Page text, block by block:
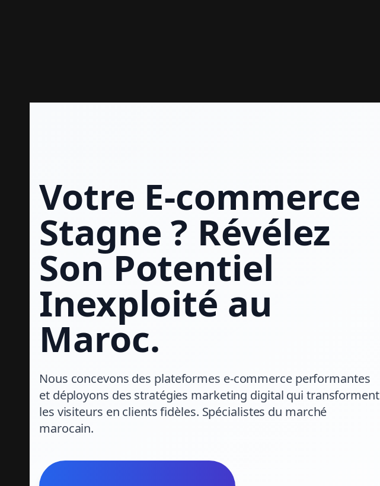
Votre E-commerce
Stagne ? Révélez
Son Potentiel
Inexploité au
Maroc.
Nous concevons des plateformes e-commerce performantes
et déployons des stratégies marketing digital qui transforment
les visiteurs en clients fidèles. Spécialistes du marché
marocain.